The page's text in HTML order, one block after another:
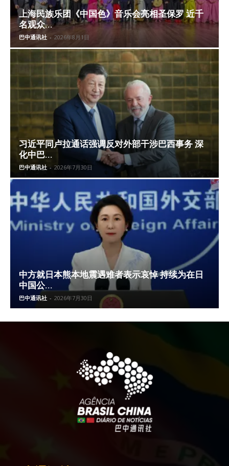
上海民族乐团《中国色》音乐会亮相圣保罗 近千
名观众...
巴中通讯社 - 2026年8月1日
习近平同卢拉通话强调反对外部干涉巴西事务 深
化中巴...
巴中通讯社 - 2026年7月30日
中方就日本熊本地震遇难者表示哀悼 持续为在日
中国公...
巴中通讯社 - 2026年7月30日